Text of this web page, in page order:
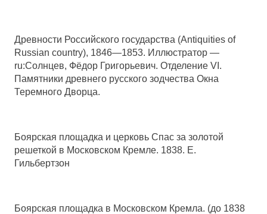
Древности Российского государства (Antiquities of
Russian country), 1846—1853. Иллюстратор —
ru:Солнцев, Фёдор Григорьевич. Отделение VI.
Памятники древнего русского зодчества Окна
Теремного Дворца.
Боярская площадка и церковь Спас за золотой
решеткой в Московском Кремле. 1838. Е.
Гильбертзон
Боярская площадка в Московском Кремла. (до 1838